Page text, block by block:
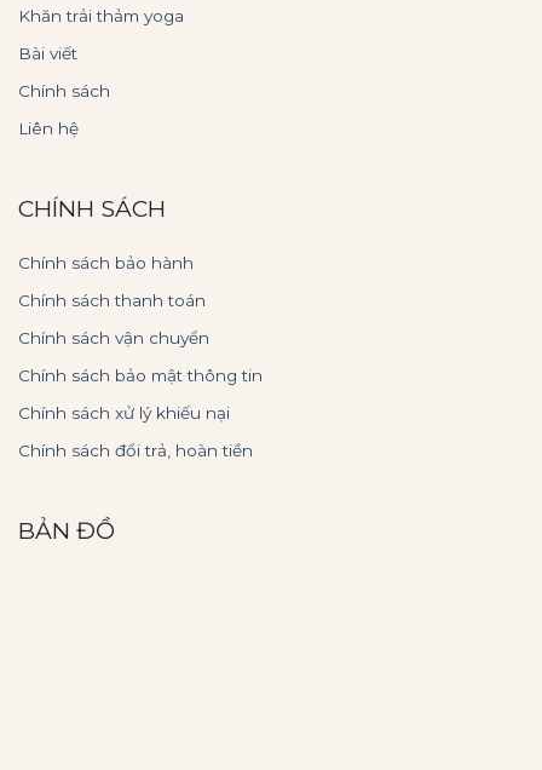
Khăn trải thảm yoga
Bài viết
Chính sách
Liên hệ
CHÍNH SÁCH
Chính sách bảo hành
Chính sách thanh toán
Chính sách vận chuyển
Chính sách bảo mật thông tin
Chính sách xử lý khiếu nại
Chính sách đổi trả, hoàn tiền
BẢN ĐỒ